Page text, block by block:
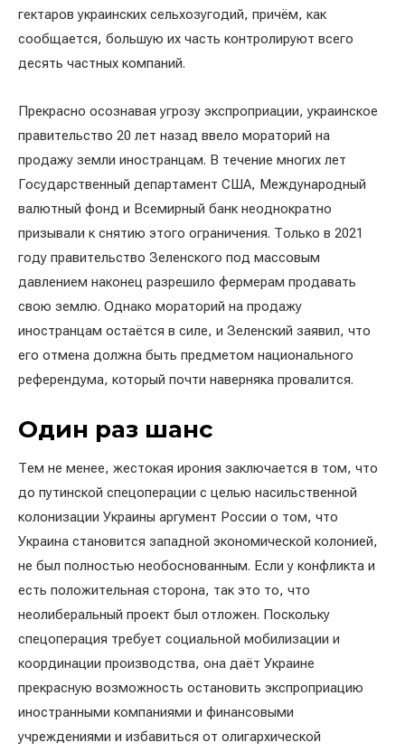
гектаров украинских сельхозугодий, причём, как
сообщается, большую их часть контролируют всего
десять частных компаний.
Прекрасно осознавая угрозу экспроприации, украинское
правительство 20 лет назад ввело мораторий на
продажу земли иностранцам. В течение многих лет
Государственный департамент США, Международный
валютный фонд и Всемирный банк неоднократно
призывали к снятию этого ограничения. Только в 2021
году правительство Зеленского под массовым
давлением наконец разрешило фермерам продавать
свою землю. Однако мораторий на продажу
иностранцам остаётся в силе, и Зеленский заявил, что
его отмена должна быть предметом национального
референдума, который почти наверняка провалится.
Один раз шанс
Тем не менее, жестокая ирония заключается в том, что
до путинской спецоперации с целью насильственной
колонизации Украины аргумент России о том, что
Украина становится западной экономической колонией,
не был полностью необоснованным. Если у конфликта и
есть положительная сторона, так это то, что
неолиберальный проект был отложен. Поскольку
спецоперация требует социальной мобилизации и
координации производства, она даёт Украине
прекрасную возможность остановить экспроприацию
иностранными компаниями и финансовыми
учреждениями и избавиться от олигархической